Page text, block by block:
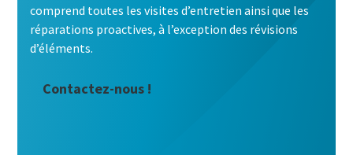
comprend toutes les visites d’entretien ainsi que les
réparations proactives, à l’exception des révisions
d’éléments.
Contactez-nous !